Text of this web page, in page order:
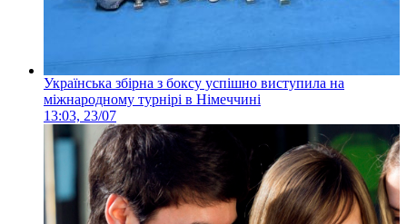
Українська збірна з боксу успішно виступила на
міжнародному турнірі в Німеччині
13:03, 23/07